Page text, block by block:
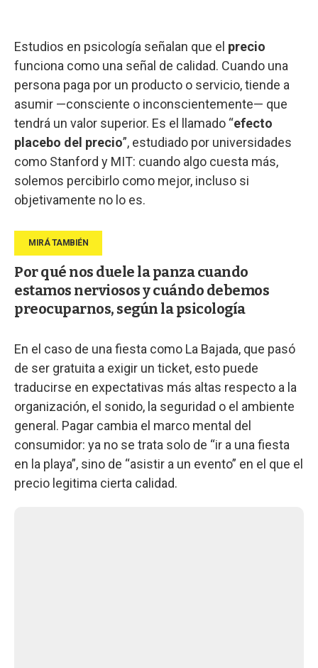
Estudios en psicología señalan que el precio
funciona como una señal de calidad. Cuando una
persona paga por un producto o servicio, tiende a
asumir —consciente o inconscientemente— que
tendrá un valor superior. Es el llamado “efecto
placebo del precio”, estudiado por universidades
como Stanford y MIT: cuando algo cuesta más,
solemos percibirlo como mejor, incluso si
objetivamente no lo es.
Por qué nos duele la panza cuando
estamos nerviosos y cuándo debemos
preocuparnos, según la psicología
En el caso de una fiesta como La Bajada, que pasó
de ser gratuita a exigir un ticket, esto puede
traducirse en expectativas más altas respecto a la
organización, el sonido, la seguridad o el ambiente
general. Pagar cambia el marco mental del
consumidor: ya no se trata solo de “ir a una fiesta
en la playa”, sino de “asistir a un evento” en el que el
precio legitima cierta calidad.